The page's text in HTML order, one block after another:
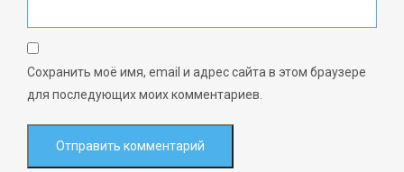
Сохранить моё имя, email и адрес сайта в этом браузере
для последующих моих комментариев.